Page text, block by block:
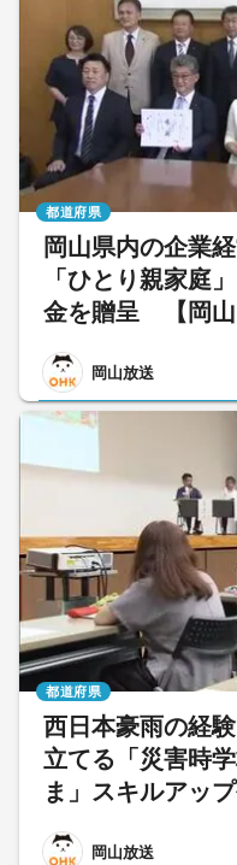
岡山県内の企業
「ひとり親家庭
金を贈呈 【岡山
岡山放送
都道府県
西日本豪雨の経
立てる「災害時
ま」スキルアッ
岡山放送
都道府県